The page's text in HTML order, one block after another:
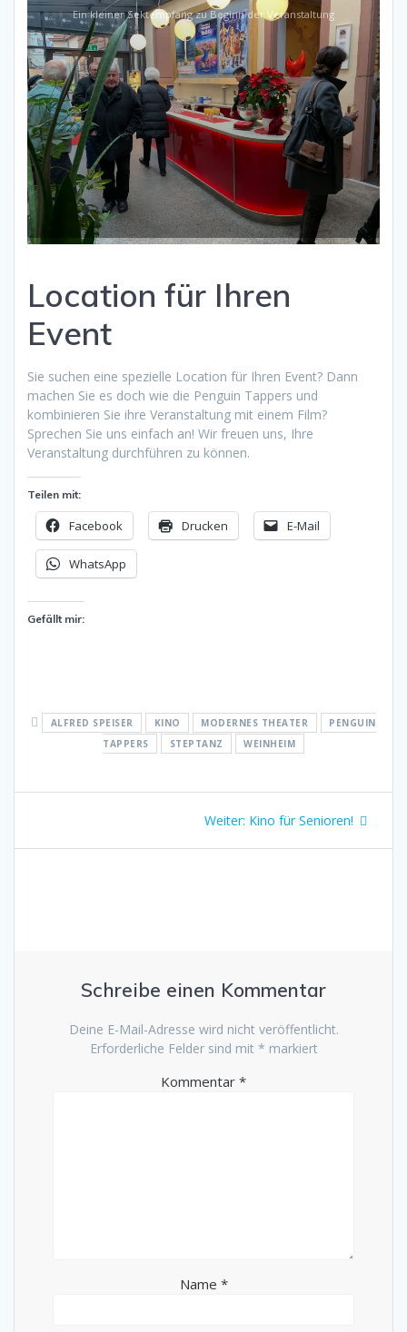
Ein kleiner Sektempfang zu Beginn der Veranstaltung
Location für Ihren
Event
Sie suchen eine spezielle Location für Ihren Event? Dann
machen Sie es doch wie die Penguin Tappers und
kombinieren Sie ihre Veranstaltung mit einem Film?
Sprechen Sie uns einfach an! Wir freuen uns, Ihre
Veranstaltung durchführen zu können.
Teilen mit:
Facebook Drucken E-Mail
WhatsApp
Gefällt mir:
ALFRED SPEISER KINO MODERNES THEATER
PENGUIN
TAPPERS
STEPTANZ WEINHEIM
Beitragsnavigation
Weiter: Nächster
Kino für Senioren!
Schreibe einen Kommentar
Deine E-Mail-Adresse wird nicht veröffentlicht.
Erforderliche Felder sind mit * markiert
Kommentar *
Name *